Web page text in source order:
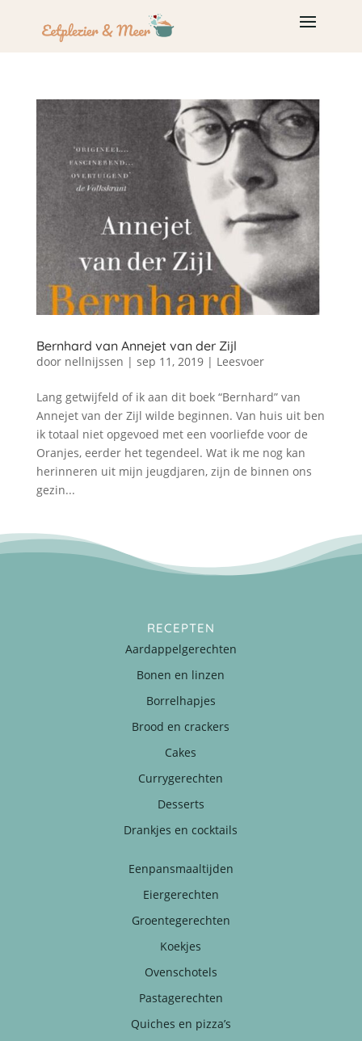
Bernhard van Annejet van der Zijl
door nellnijssen | sep 11, 2019| Leesvoer
Lang getwijfeld of ik aan dit boek “Bernhard” van
Annejet van der Zijl wilde beginnen. Van huis uit ben
ik totaal niet opgevoed met een voorliefde voor de
Oranjes, eerder het tegendeel. Wat ik me nog kan
herinneren uit mijn jeugdjaren, zijn de binnen ons
gezin...
RECEPTEN
Aardappelgerechten
Bonen en linzen
Borrelhapjes
Brood en crackers
Cakes
Currygerechten
Desserts
Drankjes en cocktails
Eenpansmaaltijden
Eiergerechten
Groentegerechten
Koekjes
Ovenschotels
Pastagerechten
Quiches en pizza’s